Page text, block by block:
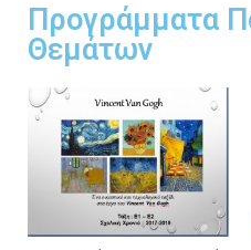
Προγράμματα
Θεμάτων